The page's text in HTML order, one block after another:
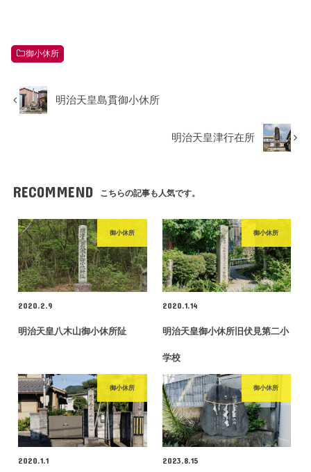
御小休所
明治天皇島貫御小休所
明治天皇津行在所
RECOMMEND こちらの記事も人気です。
御小休所
2020.2.9
明治天皇八木山御小休所阯
御小休所
2020.1.14
明治天皇御小休所旧伏見第二小
学校
御小休所
2020.1.1
御小休所
2023.8.15